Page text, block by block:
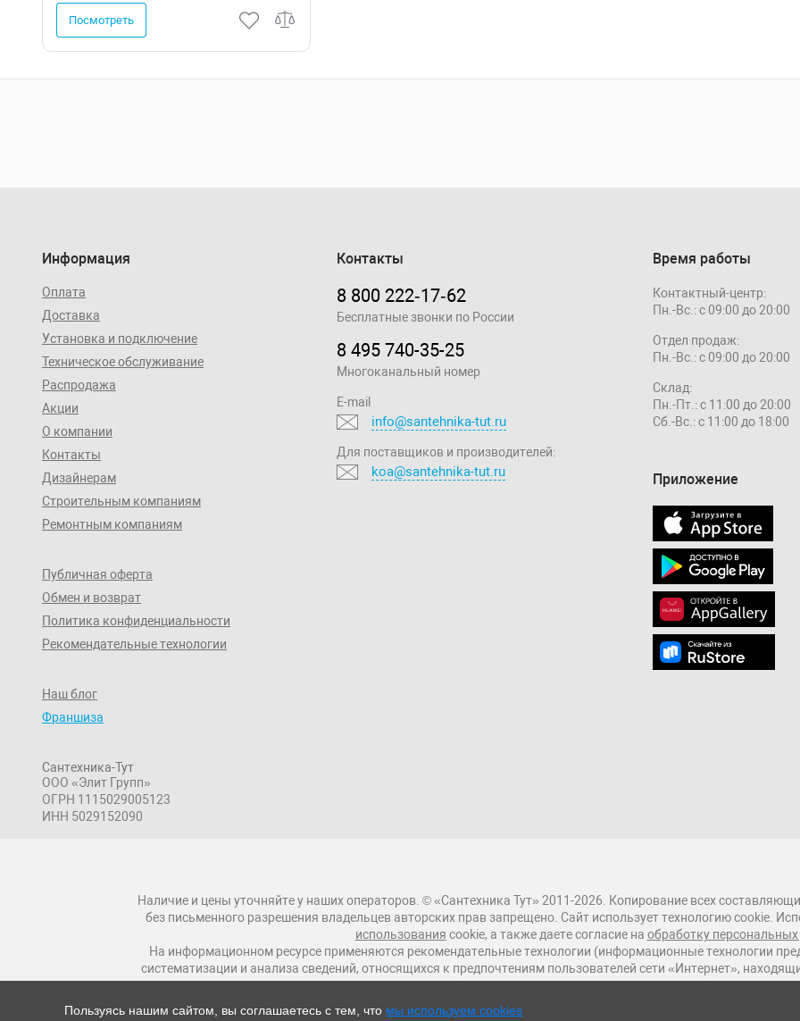
Посмотреть
Информация
Оплата
Доставка
Установка и подключение
Техническое обслуживание
Распродажа
Акции
О компании
Контакты
Дизайнерам
Строительным компаниям
Ремонтным компаниям
Публичная оферта
Обмен и возврат
Политика конфиденциальности
Рекомендательные технологии
Наш блог
Франшиза
Сантехника-Тут
ООО «Элит Групп»
ОГРН 1115029005123
ИНН 5029152090
Контакты
8 800 222‑17‑62
Бесплатные звонки по России
8 495 740-35-25
Многоканальный номер
E-mail
info@santehnika-tut.ru
Для поставщиков и производителей:
koa@santehnika-tut.ru
Время работы
Контактный-центр:
Пн.-Вс.: с 09:00 до 20:00
Отдел продаж:
Пн.-Вс.: с 09:00 до 20:00
Склад:
Пн.-Пт.: с 11:00 до 20:00
Сб.-Вс.: с 11:00 до 18:00
Приложение
Наличие и цены уточняйте у наших операторов. © «Сантехника Тут» 2011-2026. Копирование всех
без письменного разрешения владельцев авторских прав запрещено. Сайт использует технологию cookie.
использования cookie, а также даете согласие на обработку
На информационном ресурсе применяются рекомендательные технологии (информационные технологии
систематизации и анализа сведений, относящихся к предпочтениям пользователей сети «Интернет»,
Пользуясь нашим сайтом, вы соглашаетесь с тем, что мы используем cookies